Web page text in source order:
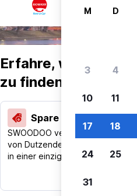
Erfahre, warum
zu finden.
Spare 40 % und mehr
SWOODOO vergleicht Preise
von Dutzenden Reise-Websites
in einer einzigen Suche.
M D
3 4
10 11
17 18
24 25
31